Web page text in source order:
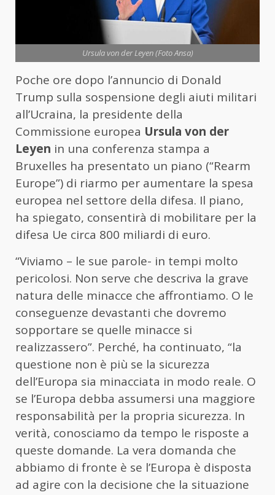
Ursula von der Leyen (Foto Ansa)
Poche ore dopo l’annuncio di Donald
Trump sulla sospensione degli aiuti militari
all’Ucraina, la presidente della
Commissione europea Ursula von der
Leyen in una conferenza stampa a
Bruxelles ha presentato un piano (“Rearm
Europe”) di riarmo per aumentare la spesa
europea nel settore della difesa. Il piano,
ha spiegato, consentirà di mobilitare per la
difesa Ue circa 800 miliardi di euro.
“Viviamo – le sue parole- in tempi molto
pericolosi. Non serve che descriva la grave
natura delle minacce che affrontiamo. O le
conseguenze devastanti che dovremo
sopportare se quelle minacce si
realizzassero”. Perché, ha continuato, “la
questione non è più se la sicurezza
dell’Europa sia minacciata in modo reale. O
se l’Europa debba assumersi una maggiore
responsabilità per la propria sicurezza. In
verità, conosciamo da tempo le risposte a
queste domande. La vera domanda che
abbiamo di fronte è se l’Europa è disposta
ad agire con la decisione che la situazione